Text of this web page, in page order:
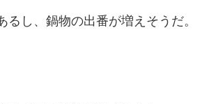
るし、鍋物の出番が増えそうだ。